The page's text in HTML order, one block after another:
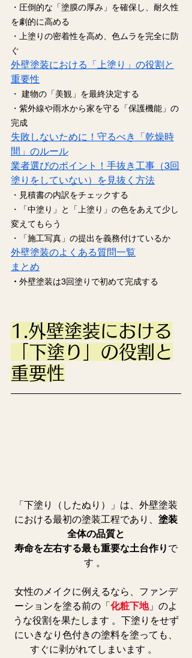
・圧倒的な「塗膜の厚み」を確保し、耐久性
を劇的に高める
・上塗りの密着性を高め、色ムラを完全に防
ぐ
外壁塗装における「上塗り」の役割と
重要性
・ 建物の「美観」を最終決定する
・紫外線や雨水から家を守る「保護機能」の
完成
失敗しないために！守るべき「乾燥時
間」のルール
業者選びのポイント！手抜き工事（3回
塗りをしていない）を見抜く方法
・見積書の内訳をチェックする
・「中塗り」と「上塗り」の色をあえて少し
変えてもらう
・「施工写真」の提出を義務付けているか
外壁塗装のよくある質問一覧
まとめ
・ 外壁塗装は3回塗りで初めて完成する
1.外壁塗装における
「下塗り」の役割と
重要性
「下塗り（したぬり）」は、外壁塗装
における最初の塗装工程であり、 塗装
全体の品質と
寿命を左右する最も重要な土台作り で
す 。
女性のメイクに例えるなら、ファンデ
ーションを塗る前の「化粧下地」のよ
うな役割を果たします 。下塗りをせず
にいきなり色付きの塗料を塗っても、
すぐに剥がれてしまいます 。